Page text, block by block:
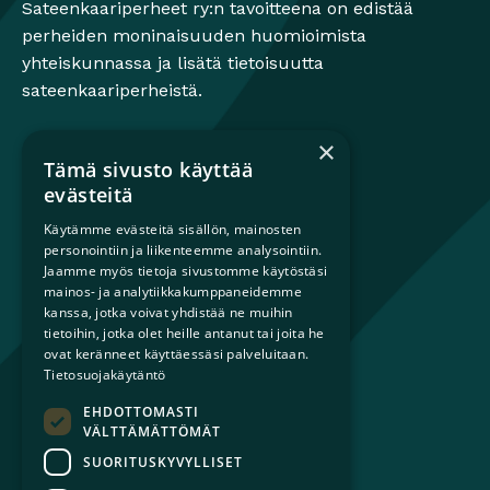
Sateenkaariperheet ry:n tavoitteena on edistää
perheiden moninaisuuden huomioimista
yhteiskunnassa ja lisätä tietoisuutta
sateenkaariperheistä.
Mikä on sateenkaariperhe?
Lapsiperheille
Ammattilaisille
Päättäjille
Ajankohtaista
Tilaa uutiskirje
Liity jäseneksi
Yhteystiedot
×
Tämä sivusto käyttää
evästeitä
Käytämme evästeitä sisällön, mainosten
personointiin ja liikenteemme analysointiin.
Jaamme myös tietoja sivustomme käytöstäsi
mainos- ja analytiikkakumppaneidemme
kanssa, jotka voivat yhdistää ne muihin
tietoihin, jotka olet heille antanut tai joita he
ovat keränneet käyttäessäsi palveluitaan.
Tietosuojakäytäntö
EHDOTTOMASTI
VÄLTTÄMÄTTÖMÄT
SUORITUSKYVYLLISET